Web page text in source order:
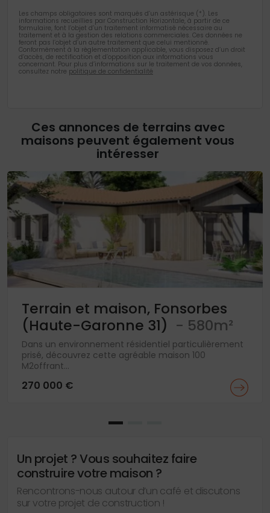
Les champs obligatoires sont marqués d’un astérisque (*). Les
informations recueillies par Construction Horizontale, à partir de ce
formulaire, font l’objet d’un traitement informatisé nécessaire au
traitement et à la gestion des relations commerciales. Ces données ne
feront pas l’objet d’un autre traitement que celui mentionné.
Conformément à la règlementation applicable, vous disposez d’un droit
d’accès, de rectification et d’opposition aux informations vous
concernant. Pour plus d’informations sur le traitement de vos données,
consultez notre politique de confidentialité
Ces annonces de terrains avec
maisons peuvent également vous
intéresser
Terrain et maison, Fonsorbes
(Haute-Garonne 31) - 580m²
Dans un environnement résidentiel particulièrement
prisé, découvrez cette agréable maison 100
M2offrant...
270 000 €
Un projet ? Vous souhaitez faire
construire votre maison ?
Rencontrons-nous autour d’un café et discutons
sur votre projet de construction !